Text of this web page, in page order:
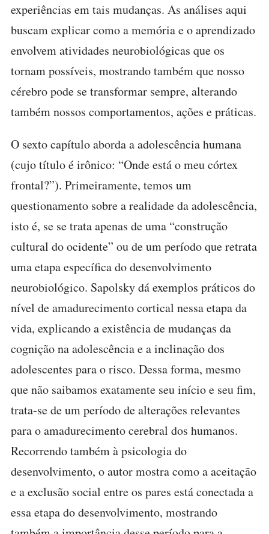
experiências em tais mudanças. As análises aqui
buscam explicar como a memória e o aprendizado
envolvem atividades neurobiológicas que os
tornam possíveis, mostrando também que nosso
cérebro pode se transformar sempre, alterando
também nossos comportamentos, ações e práticas.
O sexto capítulo aborda a adolescência humana
(cujo título é irônico: “Onde está o meu córtex
frontal?”). Primeiramente, temos um
questionamento sobre a realidade da adolescência,
isto é, se se trata apenas de uma “construção
cultural do ocidente” ou de um período que retrata
uma etapa específica do desenvolvimento
neurobiológico. Sapolsky dá exemplos práticos do
nível de amadurecimento cortical nessa etapa da
vida, explicando a existência de mudanças da
cognição na adolescência e a inclinação dos
adolescentes para o risco. Dessa forma, mesmo
que não saibamos exatamente seu início e seu fim,
trata-se de um período de alterações relevantes
para o amadurecimento cerebral dos humanos.
Recorrendo também à psicologia do
desenvolvimento, o autor mostra como a aceitação
e a exclusão social entre os pares está conectada a
essa etapa do desenvolvimento, mostrando